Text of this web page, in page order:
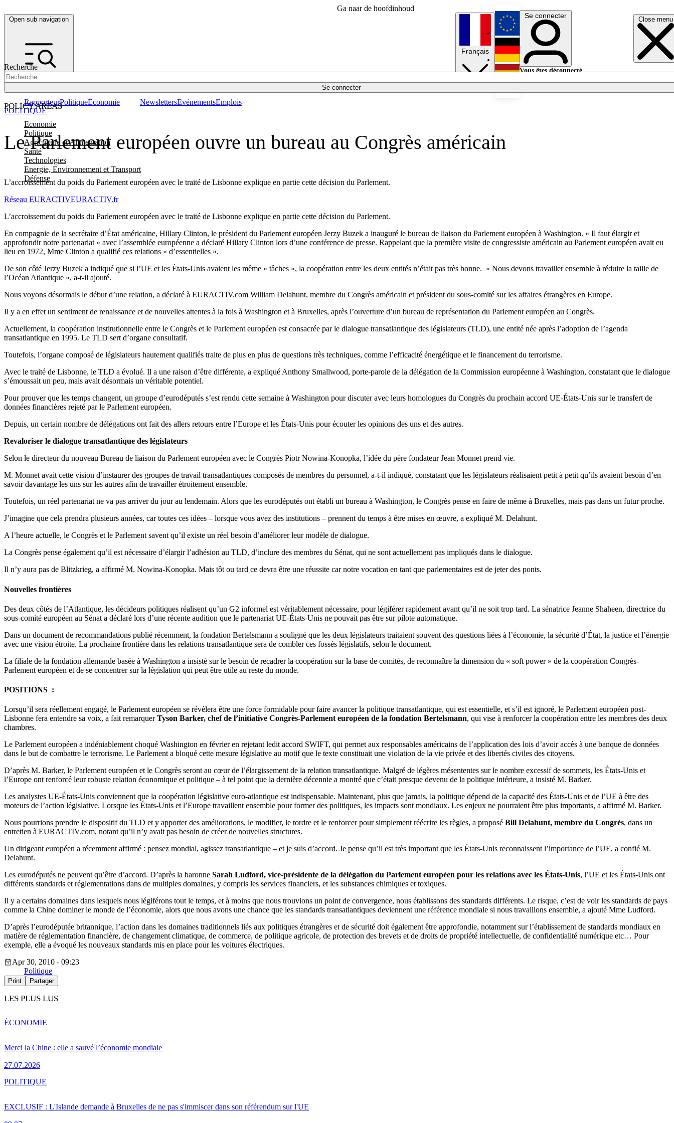
Ga naar de hoofdinhoud
Open sub navigation Close menu
Recherche
Se connecter
POLICY AREAS
Economie
Politique
Agriculture et Alimentation
Santé
Technologies
Energie, Environnement et Transport
Défense
RapporteurPolitiqueÉconomie NewslettersEvénementsEmplois
Français
English
Deutsch
Se connecter
Vous êtes déconnecté.
Le Parlement européen ouvre un bureau au Congrès américain
L’accroissement du poids du Parlement européen avec le traité de Lisbonne explique en partie cette décision du Parlement.
POLITIQUE
Réseau EURACTIVEURACTIV.fr
L’accroissement du poids du Parlement européen avec le traité de Lisbonne explique en partie cette décision du Parlement.
En compagnie de la secrétaire d’État américaine, Hillary Clinton, le président du Parlement européen Jerzy Buzek a inauguré le bureau de liaison du Parlement européen à Washington. « Il faut élargir et
approfondir notre partenariat » avec l’assemblée européenne a déclaré Hillary Clinton lors d’une conférence de presse. Rappelant que la première visite de congressiste américain au Parlement européen avait eu
lieu en 1972, Mme Clinton a qualifié ces relations « d’essentielles ».
De son côté Jerzy Buzek a indiqué que si l’UE et les États-Unis avaient les même « tâches », la coopération entre les deux entités n’était pas très bonne. « Nous devons travailler ensemble à réduire la taille de
l’Océan Atlantique », a-t-il ajouté.
Nous voyons désormais le début d’une relation, a déclaré à EURACTIV.com William Delahunt, membre du Congrès américain et président du sous-comité sur les affaires étrangères en Europe.
Il y a en effet un sentiment de renaissance et de nouvelles attentes à la fois à Washington et à Bruxelles, après l’ouverture d’un bureau de représentation du Parlement européen au Congrès.
Actuellement, la coopération institutionnelle entre le Congrès et le Parlement européen est consacrée par le dialogue transatlantique des législateurs (TLD), une entité née après l’adoption de l’agenda
transatlantique en 1995. Le TLD sert d’organe consultatif.
Toutefois, l’organe composé de législateurs hautement qualifiés traite de plus en plus de questions très techniques, comme l’efficacité énergétique et le financement du terrorisme.
Avec le traité de Lisbonne, le TLD a évolué. Il a une raison d’être différente, a expliqué Anthony Smallwood, porte-parole de la délégation de la Commission européenne à Washington, constatant que le dialogue
s’émoussait un peu, mais avait désormais un véritable potentiel.
Pour prouver que les temps changent, un groupe d’eurodéputés s’est rendu cette semaine à Washington pour discuter avec leurs homologues du Congrès du prochain accord UE-États-Unis sur le transfert de
données financières rejeté par le Parlement européen.
Depuis, un certain nombre de délégations ont fait des allers retours entre l’Europe et les États-Unis pour écouter les opinions des uns et des autres.
Revaloriser le dialogue transatlantique des législateurs
Selon le directeur du nouveau Bureau de liaison du Parlement européen avec le Congrès Piotr Nowina-Konopka, l’idée du père fondateur Jean Monnet prend vie.
M. Monnet avait cette vision d’instaurer des groupes de travail transatlantiques composés de membres du personnel, a-t-il indiqué, constatant que les législateurs réalisaient petit à petit qu’ils avaient besoin d’en
savoir davantage les uns sur les autres afin de travailler étroitement ensemble.
Toutefois, un réel partenariat ne va pas arriver du jour au lendemain. Alors que les eurodéputés ont établi un bureau à Washington, le Congrès pense en faire de même à Bruxelles, mais pas dans un futur proche.
J’imagine que cela prendra plusieurs années, car toutes ces idées – lorsque vous avez des institutions – prennent du temps à être mises en œuvre, a expliqué M. Delahunt.
A l’heure actuelle, le Congrès et le Parlement savent qu’il existe un réel besoin d’améliorer leur modèle de dialogue.
La Congrès pense également qu’il est nécessaire d’élargir l’adhésion au TLD, d’inclure des membres du Sénat, qui ne sont actuellement pas impliqués dans le dialogue.
Il n’y aura pas de Blitzkrieg, a affirmé M. Nowina-Konopka. Mais tôt ou tard ce devra être une réussite car notre vocation en tant que parlementaires est de jeter des ponts.
Nouvelles frontières
Des deux côtés de l’Atlantique, les décideurs politiques réalisent qu’un G2 informel est véritablement nécessaire, pour légiférer rapidement avant qu’il ne soit trop tard. La sénatrice Jeanne Shaheen, directrice du
sous-comité européen au Sénat a déclaré lors d’une récente audition que le partenariat UE-États-Unis ne pouvait pas être sur pilote automatique.
Dans un document de recommandations publié récemment, la fondation Bertelsmann a souligné que les deux législateurs traitaient souvent des questions liées à l’économie, la sécurité d’État, la justice et l’énergie
avec une vision étroite. La prochaine frontière dans les relations transatlantique sera de combler ces fossés législatifs, selon le document.
La filiale de la fondation allemande basée à Washington a insisté sur le besoin de recadrer la coopération sur la base de comités, de reconnaître la dimension du « soft power » de la coopération Congrès-
Parlement européen et de se concentrer sur la législation qui peut être utile au reste du monde.
POSITIONS :
Lorsqu’il sera réellement engagé, le Parlement européen se révèlera être une force formidable pour faire avancer la politique transatlantique, qui est essentielle, et s’il est ignoré, le Parlement européen post-
Lisbonne fera entendre sa voix, a fait remarquerTyson Barker, chef de l’initiative Congrès-Parlement européen de la fondation Bertelsmann, qui vise à renforcer la coopération entre les membres des deux
chambres.
Le Parlement européen a indéniablement choqué Washington en février en rejetant ledit accord SWIFT, qui permet aux responsables américains de l’application des lois d’avoir accès à une banque de données
dans le but de combattre le terrorisme. Le Parlement a bloqué cette mesure législative au motif que le texte constituait une violation de la vie privée et des libertés civiles des citoyens.
D’après M. Barker, le Parlement européen et le Congrès seront au cœur de l’élargissement de la relation transatlantique. Malgré de légères mésententes sur le nombre excessif de sommets, les États-Unis et
l’Europe ont renforcé leur robuste relation économique et politique – à tel point que la dernière décennie a montré que c’était presque devenu de la politique intérieure, a insisté M. Barker.
Les analystes UE-États-Unis conviennent que la coopération législative euro-atlantique est indispensable. Maintenant, plus que jamais, la politique dépend de la capacité des États-Unis et de l’UE à être des
moteurs de l’action législative. Lorsque les États-Unis et l’Europe travaillent ensemble pour former des politiques, les impacts sont mondiaux. Les enjeux ne pourraient être plus importants, a affirmé M. Barker.
Nous pourrions prendre le dispositif du TLD et y apporter des améliorations, le modifier, le tordre et le renforcer pour simplement réécrire les règles, a proposé Bill Delahunt, membre du Congrès, dans un
entretien à EURACTIV.com, notant qu’il n’y avait pas besoin de créer de nouvelles structures.
Un dirigeant européen a récemment affirmé : pensez mondial, agissez transatlantique – et je suis d’accord. Je pense qu’il est très important que les États-Unis reconnaissent l’importance de l’UE, a confié M.
Delahunt.
Les eurodéputés ne peuvent qu’être d’accord. D’après la baronne Sarah Ludford, vice-présidente de la délégation du Parlement européen pour les relations avec les États-Unis, l’UE et les États-Unis ont
différents standards et réglementations dans de multiples domaines, y compris les services financiers, et les substances chimiques et toxiques.
Il y a certains domaines dans lesquels nous légiférons tout le temps, et à moins que nous trouvions un point de convergence, nous établissons des standards différents. Le risque, c’est de voir les standards de pays
comme la Chine dominer le monde de l’économie, alors que nous avons une chance que les standards transatlantiques deviennent une référence mondiale si nous travaillons ensemble, a ajouté Mme Ludford.
D’après l’eurodéputée britannique, l’action dans les domaines traditionnels liés aux politiques étrangères et de sécurité doit également être approfondie, notamment sur l’établissement de standards mondiaux en
matière de réglementation financière, de changement climatique, de commerce, de politique agricole, de protection des brevets et de droits de propriété intellectuelle, de confidentialité numérique etc… Pour
exemple, elle a évoqué les nouveaux standards mis en place pour les voitures électriques.
Apr 30, 2010 - 09:23
Politique
Print Partager
LES PLUS LUS
Merci la Chine : elle a sauvé l’économie mondiale
27.07.2026
ÉCONOMIE
EXCLUSIF : L'Islande demande à Bruxelles de ne pas s'immiscer dans son référendum sur l'UE
POLITIQUE